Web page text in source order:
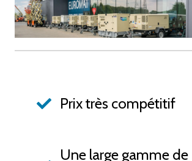
Prix très compétitif
Une large gamme de